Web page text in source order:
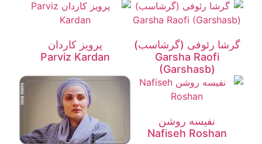
گرشا رئوفی (گرشاسب)
Garsha Raofi
(Garshasb)
پرویز کاردان
Parviz Kardan
نفیسه روشن
Nafiseh Roshan